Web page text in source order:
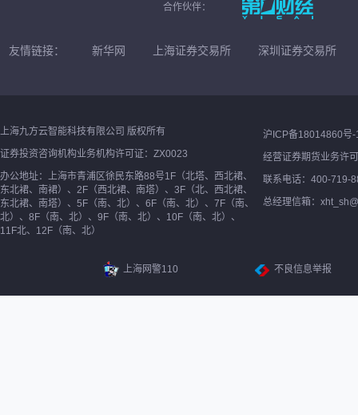
合作伙伴：
友情链接： 新华网 上海证券交易所 深圳证券交易所
上海九方云智能科技有限公司 版权所有
证券投资咨询机构业务机构许可证：ZX0023
办公地址：上海市青浦区徐民东路88号1F（北塔、西北裙、
东北裙、南裙）、2F（西北裙、南塔）、3F（北、西北裙、
东北裙、南塔）、5F（南、北）、6F（南、北）、7F（南、
北）、8F（南、北）、9F（南、北）、10F（南、北）、
11F北、12F（南、北）
沪ICP备18014860号-
经营证券期货业务许
联系电话：400-719-
总经理信箱：
上海网警110 不良信息举报